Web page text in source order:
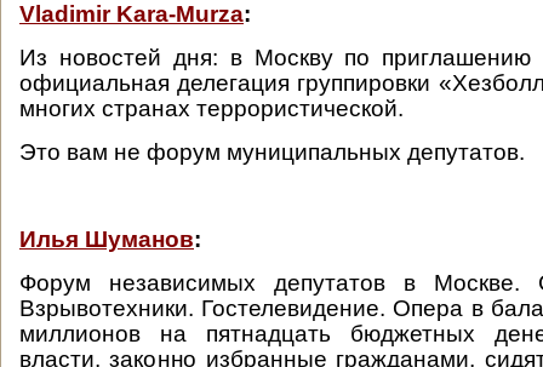
Vladimir Kara-Murza:
Из новостей дня: в Москву по
официальная делегация группировки
многих странах террористической.
Это вам не форум муниципальных депутатов.
Илья Шуманов:
Форум независимых депутатов в Москве.
Взрывотехники. Гостелевидение. Опера в
миллионов на пятнадцать бюджетных
власти, законно избранные гражданами,